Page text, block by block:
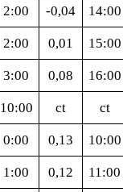
2:00 -0,04 14:00
2:00 0,01 15:00
3:00 0,08 16:00
10:00 ct ct
0:00 0,13 10:00
1:00 0,12 11:00